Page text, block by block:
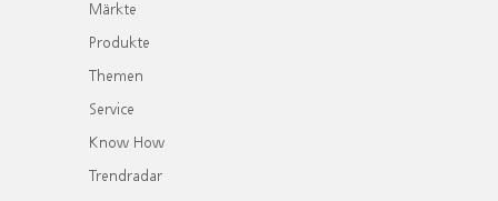
Märkte
Produkte
Themen
Service
Know How
Trendradar